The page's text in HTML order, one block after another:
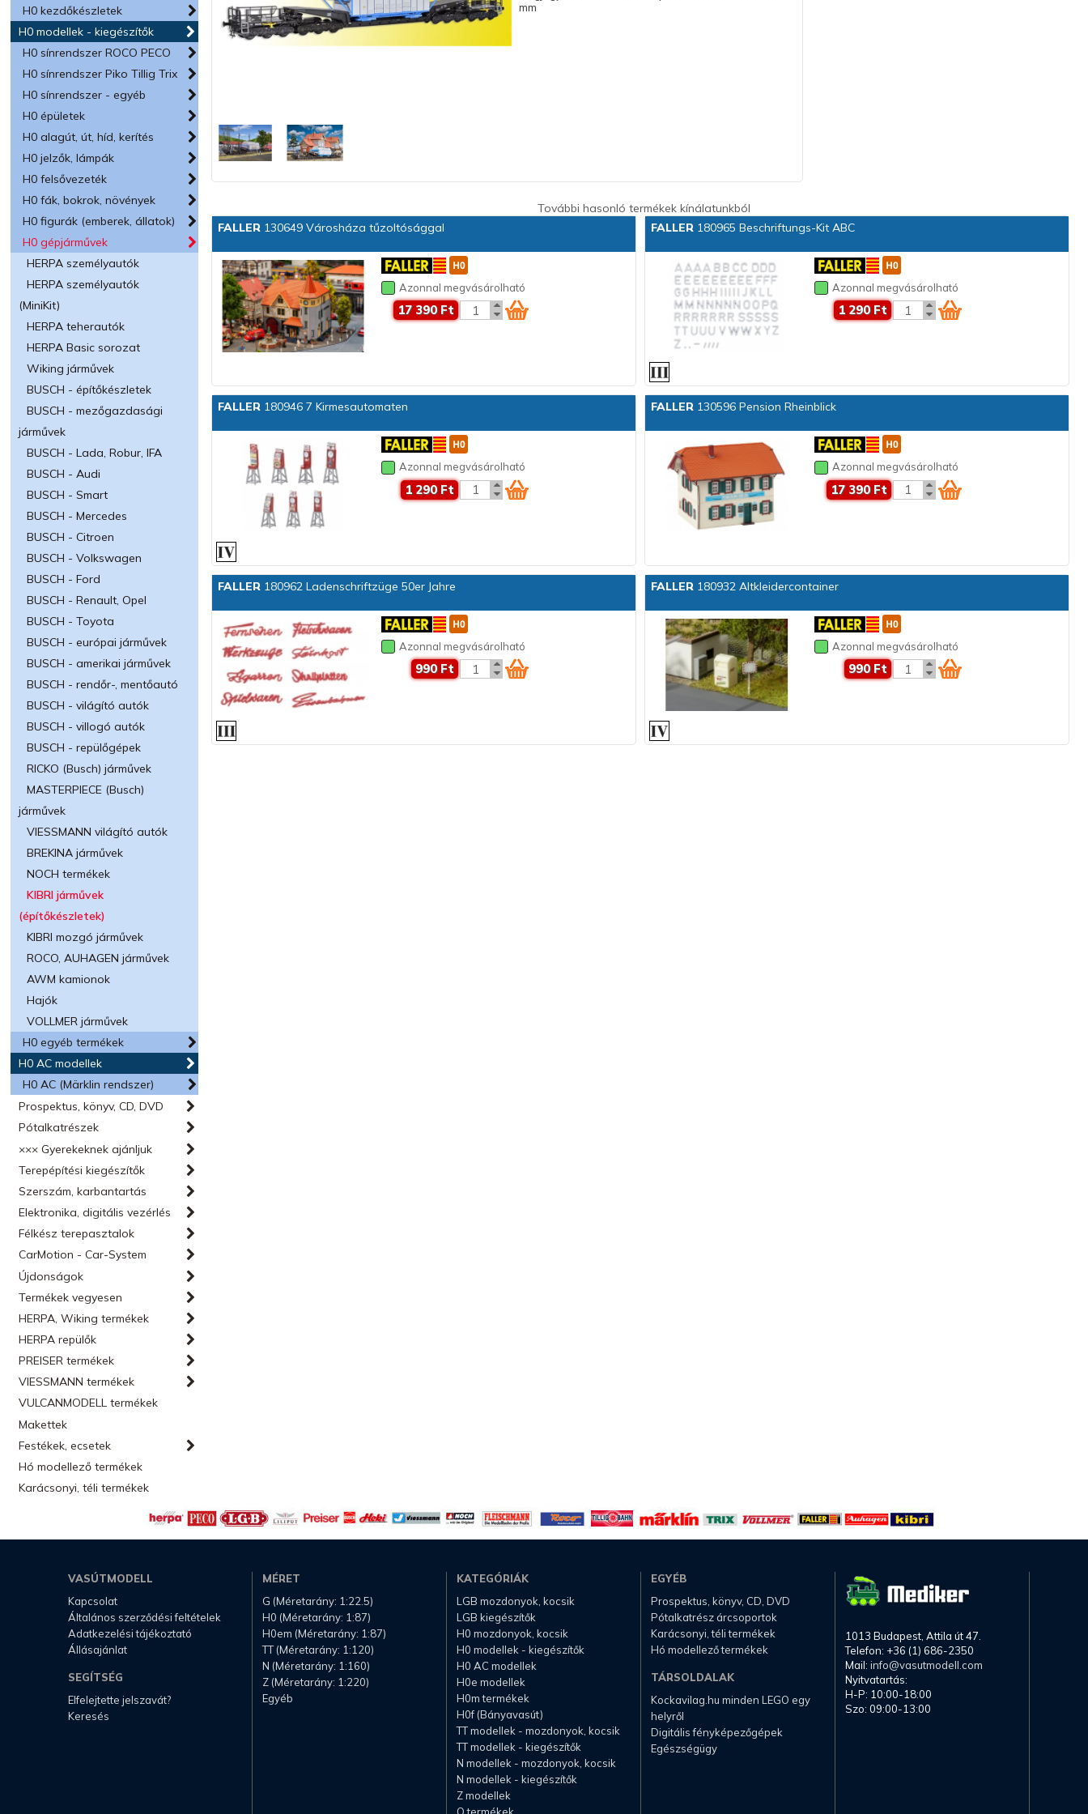
H0 kezdőkészletek
H0 modellek - kiegészítők
H0 sínrendszer ROCO PECO
H0 sínrendszer Piko Tillig Trix
H0 sínrendszer - egyéb
H0 épületek
H0 alagút, út, híd, kerítés
H0 jelzők, lámpák
H0 felsővezeték
H0 fák, bokrok, növények
H0 figurák (emberek, állatok)
H0 gépjárművek
HERPA személyautók
HERPA személyautók
(MiniKit)
HERPA teherautók
HERPA Basic sorozat
Wiking járművek
BUSCH - építőkészletek
BUSCH - mezőgazdasági
járművek
BUSCH - Lada, Robur, IFA
BUSCH - Audi
BUSCH - Smart
BUSCH - Mercedes
BUSCH - Citroen
BUSCH - Volkswagen
BUSCH - Ford
BUSCH - Renault, Opel
BUSCH - Toyota
BUSCH - európai járművek
BUSCH - amerikai járművek
BUSCH - rendőr-, mentőautó
BUSCH - világító autók
BUSCH - villogó autók
BUSCH - repülőgépek
RICKO (Busch) járművek
MASTERPIECE (Busch)
járművek
VIESSMANN világító autók
BREKINA járművek
NOCH termékek
KIBRI járművek
(építőkészletek)
KIBRI mozgó járművek
ROCO, AUHAGEN járművek
AWM kamionok
Hajók
VOLLMER járművek
H0 egyéb termékek
H0 AC modellek
H0 AC (Märklin rendszer)
Prospektus, könyv, CD, DVD
Pótalkatrészek
××× Gyerekeknek ajánljuk
Terepépítési kiegészítők
Szerszám, karbantartás
Elektronika, digitális vezérlés
Félkész terepasztalok
CarMotion - Car-System
Újdonságok
Termékek vegyesen
HERPA, Wiking termékek
HERPA repülők
PREISER termékek
VIESSMANN termékek
VULCANMODELL termékek
Makettek
Festékek, ecsetek
Hó modellező termékek
Karácsonyi, téli termékek
mm
További hasonló termékek kínálatunkból
FALLER 130649 Városháza tűzoltósággal
Azonnal megvásárolható
17 390 Ft
FALLER180965 Beschriftungs-Kit ABC
Azonnal megvásárolható
1 290 Ft
FALLER 180946 7 Kirmesautomaten
Azonnal megvásárolható
1 290 Ft
FALLER130596 Pension Rheinblick
Azonnal megvásárolható
17 390 Ft
FALLER 180962 Ladenschriftzüge 50er Jahre
Azonnal megvásárolható
990 Ft
FALLER180932 Altkleidercontainer
Azonnal megvásárolható
990 Ft
VASÚTMODELL
Kapcsolat
Általános szerződési feltételek
Adatkezelési tájékoztató
Állásajánlat
SEGÍTSÉG
Elfelejtette jelszavát?
Keresés
MÉRET
G (Méretarány: 1:22.5)
H0 (Méretarány: 1:87)
H0em (Méretarány: 1:87)
TT (Méretarány: 1:120)
N (Méretarány: 1:160)
Z (Méretarány: 1:220)
Egyéb
KATEGÓRIÁK
LGB mozdonyok, kocsik
LGB kiegészítők
H0 mozdonyok, kocsik
H0 modellek - kiegészítők
H0 AC modellek
H0e modellek
H0m termékek
H0f (Bányavasút)
TT modellek - mozdonyok, kocsik
TT modellek - kiegészítők
N modellek - mozdonyok, kocsik
N modellek - kiegészítők
Z modellek
EGYÉB
Prospektus, könyv, CD, DVD
Pótalkatrész árcsoportok
Karácsonyi, téli termékek
Hó modellező termékek
TÁRSOLDALAK
Kockavilag.hu minden LEGO egy
helyről
Digitális fényképezőgépek
Egészségügy
1013 Budapest, Attila út 47.
Telefon: +36 (1) 686-2350
Mail: info@vasutmodell.com
Nyitvatartás:
H-P: 10:00-18:00
Szo: 09:00-13:00